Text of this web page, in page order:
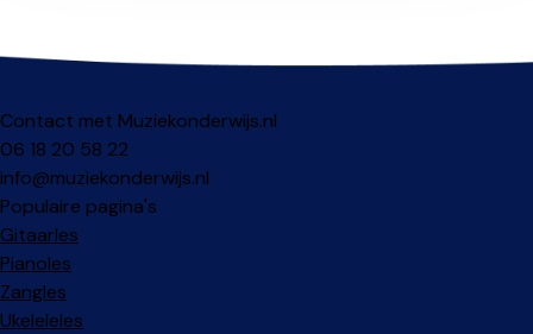
Contact met Muziekonderwijs.nl
06 18 20 58 22
info@muziekonderwijs.nl
Populaire pagina's
Gitaarles
Pianoles
Zangles
Ukeleleles